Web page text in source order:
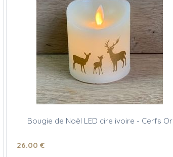
Bougie de Noël LED cire ivoire - Cerfs Or
26.00 €